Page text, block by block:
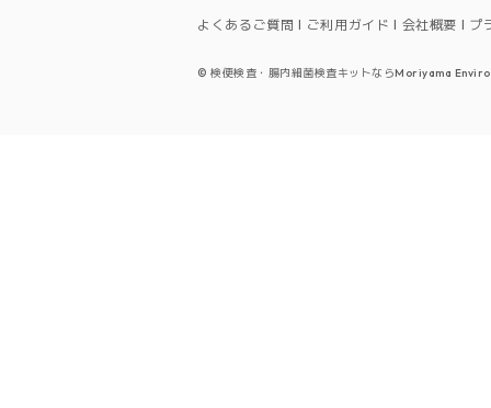
よくあるご質問 ご利用ガイド 会社概要 プ
©検便検査・腸内細菌検査キットならMoriyama